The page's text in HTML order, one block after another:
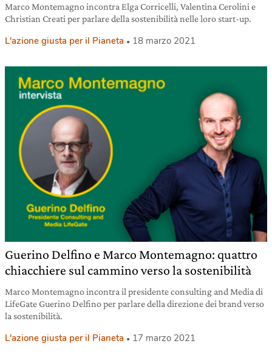
Marco Montemagno incontra Elga Corricelli, Valentina Cerolini e
Christian Creati per parlare della sostenibilità nelle loro start-up.
L'azione giusta per il Pianeta 18 marzo 2021
Guerino Delfino e Marco Montemagno: quattro
chiacchiere sul cammino verso la sostenibilità
Marco Montemagno incontra il presidente consulting and Media di
LifeGate Guerino Delfino per parlare della direzione dei brand verso
la sostenibilità.
L'azione giusta per il Pianeta 17 marzo 2021